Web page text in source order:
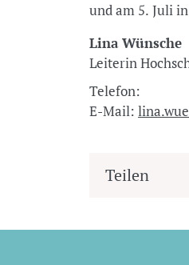
und am 5. Juli
Lina Wünsche
Leiterin
Telefon:
E-Mail:
Teilen